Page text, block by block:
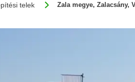
telek Zala megye, Zalacsány,